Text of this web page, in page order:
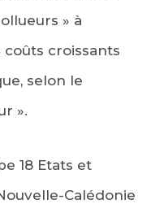
» à
croissants
selon le
».
18 Etats et
Calédonie